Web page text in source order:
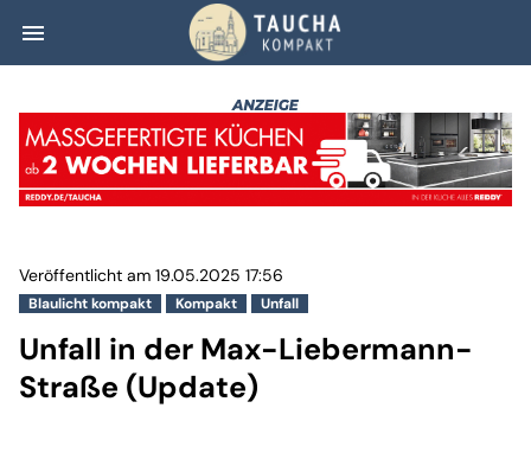
menu Unfall in der
Blaulicht kompakt Kompakt Unfall
Veröffentlicht am 19.05.2025 17:56
Unfall in der Max-Liebermann-
Straße (Update)